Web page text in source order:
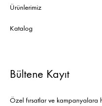
Ürünlerimiz
Katalog
Bültene Kayıt
Özel fırsatlar ve kampanyalara